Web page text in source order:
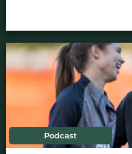
Podcast